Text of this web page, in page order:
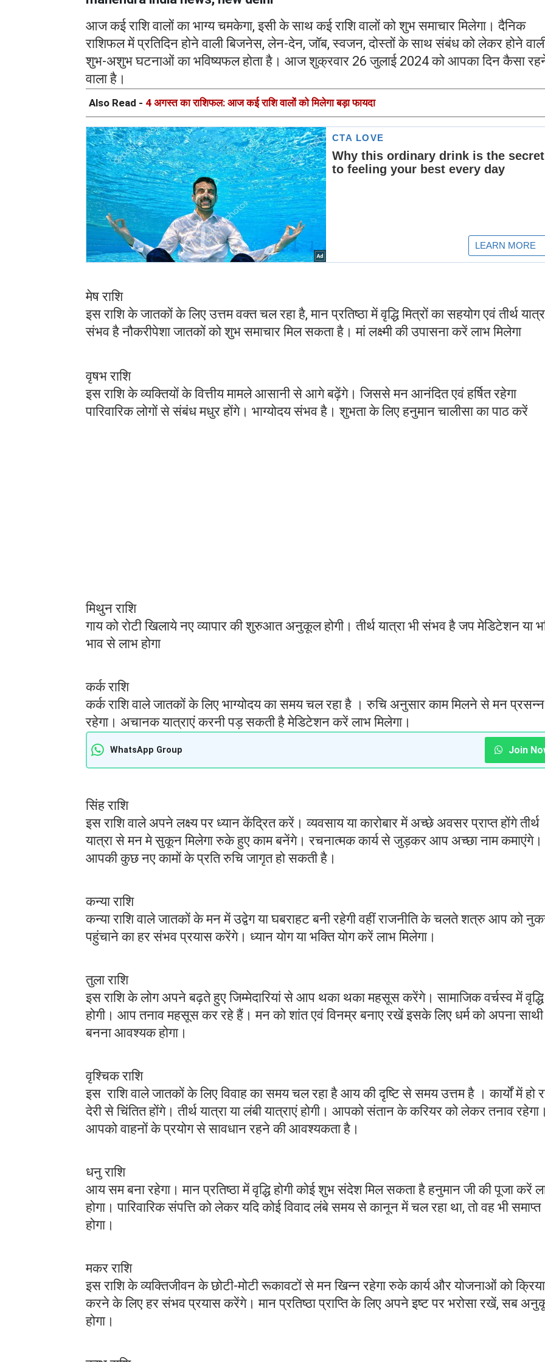
आज कई राशि वालों का भाग्य चमकेगा, इसी के साथ कई राशि वालों को शुभ समाचार मिलेगा। दैनिक
राशिफल में प्रतिदिन होने वाली बिजनेस, लेन-देन, जॉब, स्वजन, दोस्तों के साथ संबंध को लेकर होने
शुभ-अशुभ घटनाओं का भविष्यफल होता है। आज शुक्रवार 26 जुलाई 2024 को आपका दिन कैसा
वाला है।
Also Read - 4 अगस्त का राशिफल: आज कई राशि वालों को मिलेगा बड़ा फायदा
मेष राशि
इस राशि के जातकों के लिए उत्तम वक्त चल रहा है, मान प्रतिष्ठा में वृद्धि मित्रों का सहयोग एवं तीर्थ
संभव है नौकरीपेशा जातकों को शुभ समाचार मिल सकता है। मां लक्ष्मी की उपासना करें लाभ मिलेगा
वृषभ राशि
इस राशि के व्यक्तियों के वित्तीय मामले आसानी से आगे बढ़ेंगे। जिससे मन आनंदित एवं हर्षित रहेगा
पारिवारिक लोगों से संबंध मधुर होंगे। भाग्योदय संभव है। शुभता के लिए हनुमान चालीसा का पाठ करें
मिथुन राशि
गाय को रोटी खिलाये नए व्यापार की शुरुआत अनुकूल होगी। तीर्थ यात्रा भी संभव है जप मेडिटेशन या
भाव से लाभ होगा
कर्क राशि
कर्क राशि वाले जातकों के लिए भाग्योदय का समय चल रहा है । रुचि अनुसार काम मिलने से मन प्रसन्न
रहेगा। अचानक यात्राएं करनी पड़ सकती है मेडिटेशन करें लाभ मिलेगा।
WhatsApp Group Join
सिंह राशि
इस राशि वाले अपने लक्ष्य पर ध्यान केंद्रित करें। व्यवसाय या कारोबार में अच्छे अवसर प्राप्त होंगे तीर्थ
यात्रा से मन मे सुकून मिलेगा रुके हुए काम बनेंगे। रचनात्मक कार्य से जुड़कर आप अच्छा नाम कमाएंगे।
आपकी कुछ नए कामों के प्रति रुचि जागृत हो सकती है।
कन्या राशि
कन्या राशि वाले जातकों के मन में उद्वेग या घबराहट बनी रहेगी वहीं राजनीति के चलते शत्रु आप को
पहुंचाने का हर संभव प्रयास करेंगे। ध्यान योग या भक्ति योग करें लाभ मिलेगा।
तुला राशि
इस राशि के लोग अपने बढ़ते हुए जिम्मेदारियां से आप थका थका महसूस करेंगे। सामाजिक वर्चस्व में वृद्धि
होगी। आप तनाव महसूस कर रहे हैं। मन को शांत एवं विनम्र बनाए रखें इसके लिए धर्म को अपना साथी
बनना आवश्यक होगा।
वृश्चिक राशि
इस राशि वाले जातकों के लिए विवाह का समय चल रहा है आय की दृष्टि से समय उत्तम है । कार्यों में हो
देरी से चिंतित होंगे। तीर्थ यात्रा या लंबी यात्राएं होगी। आपको संतान के करियर को लेकर तनाव
आपको वाहनों के प्रयोग से सावधान रहने की आवश्यकता है।
धनु राशि
आय सम बना रहेगा। मान प्रतिष्ठा में वृद्धि होगी कोई शुभ संदेश मिल सकता है हनुमान जी की पूजा करें
होगा। पारिवारिक संपत्ति को लेकर यदि कोई विवाद लंबे समय से कानून में चल रहा था, तो वह भी समाप्त
होगा।
मकर राशि
इस राशि के व्यक्तिजीवन के छोटी-मोटी रूकावटों से मन खिन्न रहेगा रुके कार्य और योजनाओं को
करने के लिए हर संभव प्रयास करेंगे। मान प्रतिष्ठा प्राप्ति के लिए अपने इष्ट पर भरोसा रखें, सब
होगा।